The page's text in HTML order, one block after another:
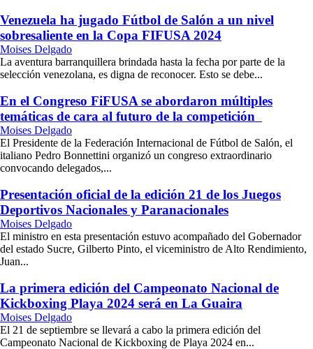
Venezuela ha jugado Fútbol de Salón a un nivel
sobresaliente en la Copa FIFUSA 2024
Moises Delgado
La aventura barranquillera brindada hasta la fecha por parte de la
selección venezolana, es digna de reconocer. Esto se debe...
En el Congreso FiFUSA se abordaron múltiples
temáticas de cara al futuro de la competición
Moises Delgado
El Presidente de la Federación Internacional de Fútbol de Salón, el
italiano Pedro Bonnettini organizó un congreso extraordinario
convocando delegados,...
Presentación oficial de la edición 21 de los Juegos
Deportivos Nacionales y Paranacionales
Moises Delgado
El ministro en esta presentación estuvo acompañado del Gobernador
del estado Sucre, Gilberto Pinto, el viceministro de Alto Rendimiento,
Juan...
La primera edición del Campeonato Nacional de
Kickboxing Playa 2024 será en La Guaira
Moises Delgado
El 21 de septiembre se llevará a cabo la primera edición del
Campeonato Nacional de Kickboxing de Playa 2024 en...